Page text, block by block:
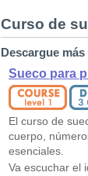
Curso de
Descargue
Sueco para
El curso de
cuerpo,
esenciales.
Va escuchar el